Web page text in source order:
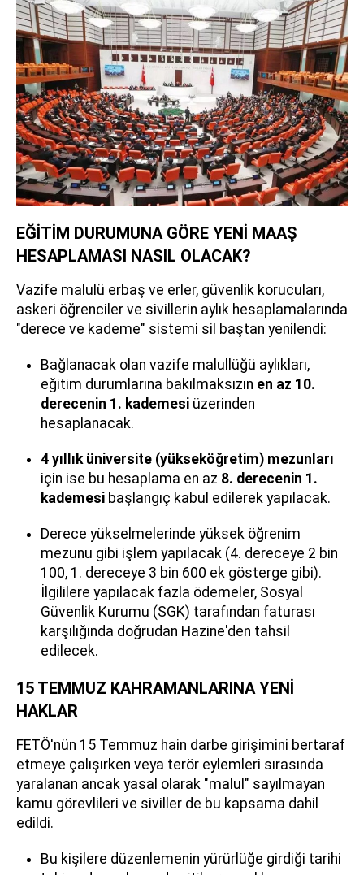
EĞİTİM DURUMUNA GÖRE YENİ MAAŞ
HESAPLAMASI NASIL OLACAK?
Vazife malulü erbaş ve erler, güvenlik korucuları,
askeri öğrenciler ve sivillerin aylık hesaplamalarında
"derece ve kademe" sistemi sil baştan yenilendi:
Bağlanacak olan vazife malullüğü aylıkları,
eğitim durumlarına bakılmaksızın en az 10.
derecenin 1. kademesi üzerinden
hesaplanacak.
4 yıllık üniversite (yükseköğretim) mezunları
için ise bu hesaplama en az 8. derecenin 1.
kademesi başlangıç kabul edilerek yapılacak.
Derece yükselmelerinde yüksek öğrenim
mezunu gibi işlem yapılacak (4. dereceye 2 bin
100, 1. dereceye 3 bin 600 ek gösterge gibi).
İlgililere yapılacak fazla ödemeler, Sosyal
Güvenlik Kurumu (SGK) tarafından faturası
karşılığında doğrudan Hazine'den tahsil
edilecek.
15 TEMMUZ KAHRAMANLARINA YENİ
HAKLAR
FETÖ'nün 15 Temmuz hain darbe girişimini bertaraf
etmeye çalışırken veya terör eylemleri sırasında
yaralanan ancak yasal olarak "malul" sayılmayan
kamu görevlileri ve siviller de bu kapsama dahil
edildi.
Bu kişilere düzenlemenin yürürlüğe girdiği tarihi